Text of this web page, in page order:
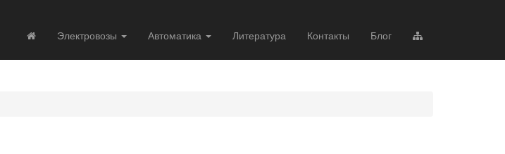
Электровозы Автоматика Литература Контакты Блог